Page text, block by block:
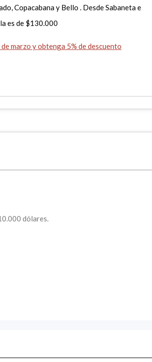
Copacabana y Bello . Desde Sabaneta e
es de $130.000
marzo y obtenga 5% de descuento
dólares.